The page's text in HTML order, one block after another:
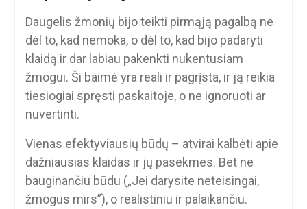
Daugelis žmonių bijo teikti pirmąją pagalbą ne
dėl to, kad nemoka, o dėl to, kad bijo padaryti
klaidą ir dar labiau pakenkti nukentusiam
žmogui. Ši baimė yra reali ir pagrįsta, ir ją reikia
tiesiogiai spręsti paskaitoje, o ne ignoruoti ar
nuvertinti.
Vienas efektyviausių būdų – atvirai kalbėti apie
dažniausias klaidas ir jų pasekmes. Bet ne
bauginančiu būdu („Jei darysite neteisingai,
žmogus mirs”), o realistiniu ir palaikančiu.